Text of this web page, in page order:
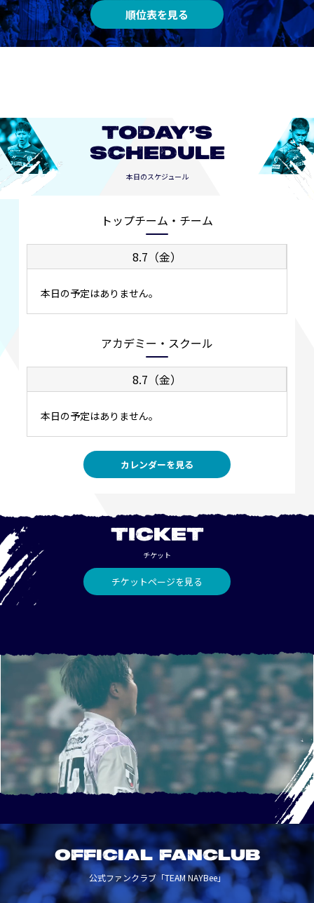
順位表を見る
TODAY’S
SCHEDULE
本日のスケジュール
トップチーム・チーム
8.7（金）
本日の予定はありません。
アカデミー・スクール
8.7（金）
本日の予定はありません。
カレンダーを見る
TICKET
チケット
チケットページを見る
OFFICIAL FANCLUB
公式ファンクラブ「TEAM NAYBee」